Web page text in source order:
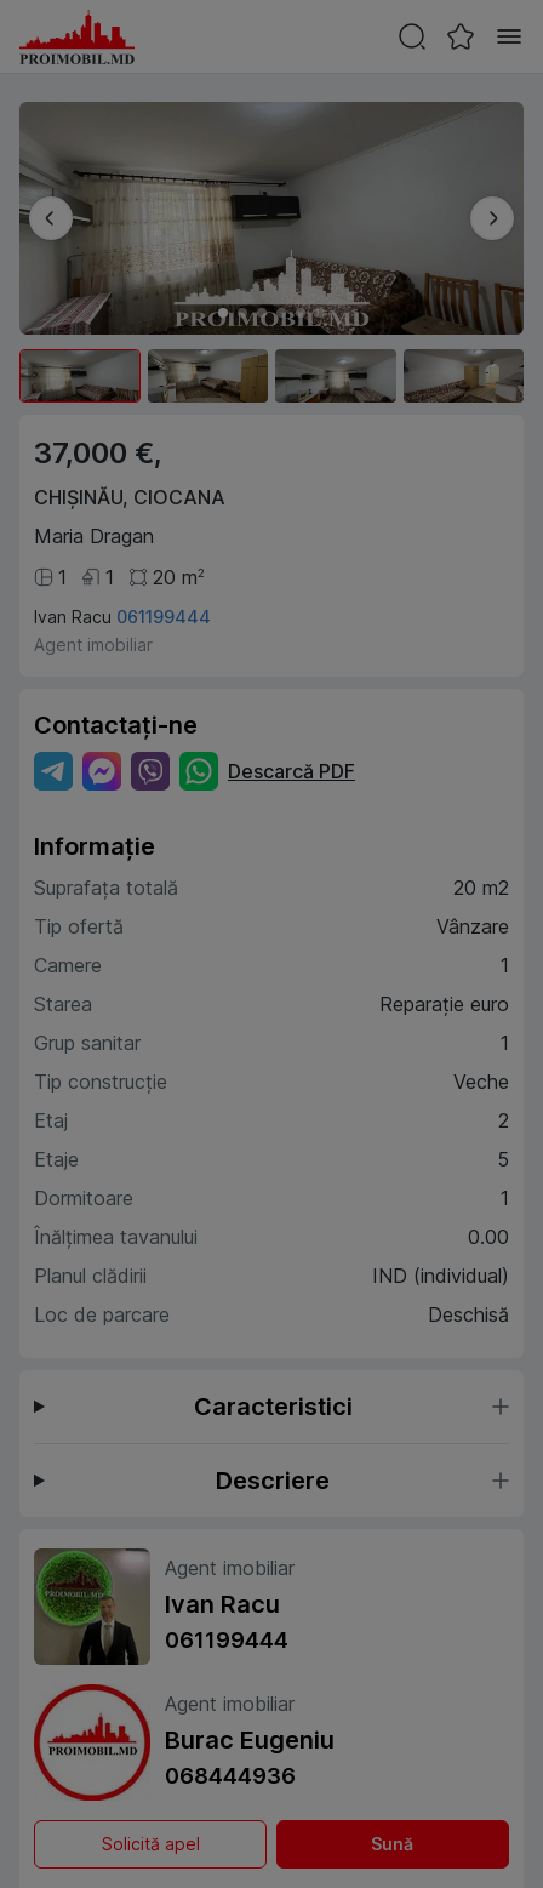
37,000 €,
CHIȘINĂU, CIOCANA
Maria Dragan
1
1 20 m2
Ivan Racu 061199444
Agent imobiliar
Contactați-ne
Descarcă PDF
Informație
Suprafața totală
20 m2
Tip ofertă
Vânzare
Camere
1
Starea
Reparație euro
Grup sanitar
1
Tip construcție
Veche
Etaj
2
Etaje
5
Dormitoare
1
Înălțimea tavanului
0.00
Planul clădirii
IND (individual)
Loc de parcare
Deschisă
Caracteristici
Descriere
Agent imobiliar
Ivan Racu
061199444
Agent imobiliar
Burac Eugeniu
068444936
Solicită apel Sună